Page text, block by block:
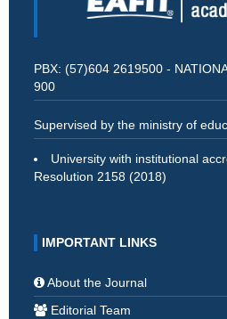
PBX: (57)604 2619500 -
900
Supervised by the ministry of
University with institutional
Resolution 2158 (2018)
IMPORTANT LINKS
About the Journal
Editorial Team